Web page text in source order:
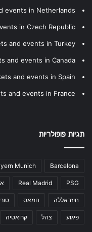
events in Netherlands
in Czech Republic
and events in Turkey
and events in Canada
and events in Spain
and events in France
תגיות פופולריות
Barcelona
Munich
PSG
Real Madrid
חיזבאללה חמאס
פיגוע צהל קרואטיה